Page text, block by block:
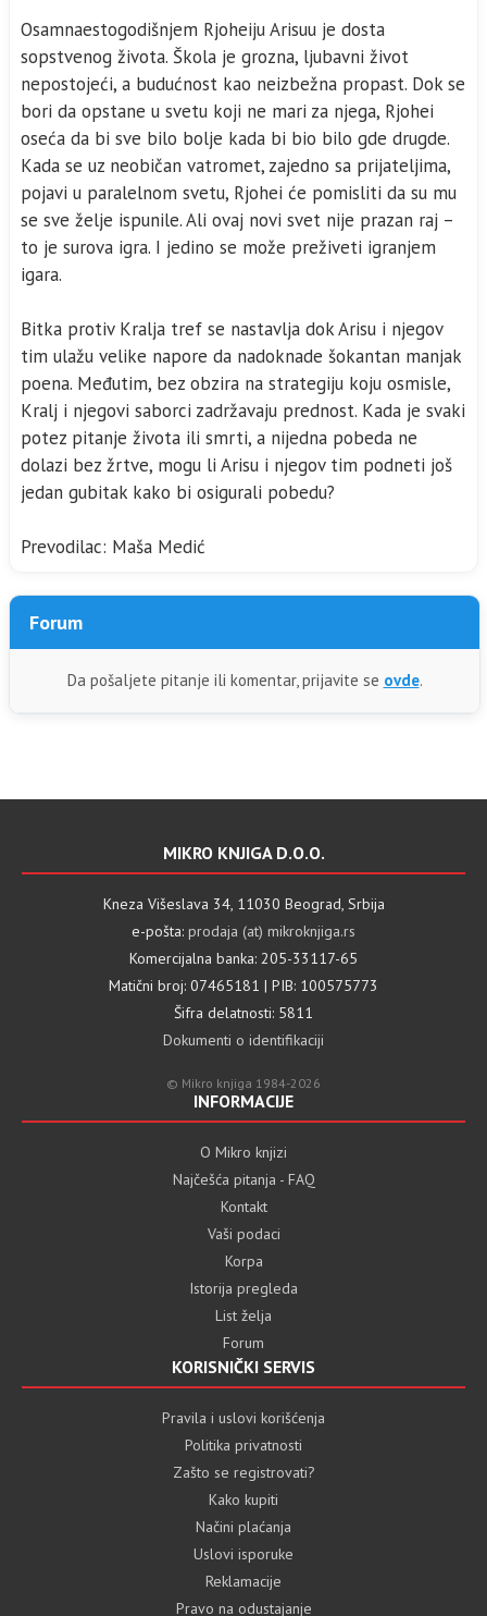
Osamnaestogodišnjem Rjoheiju Arisuu je dosta
sopstvenog života. Škola je grozna, ljubavni život
nepostojeći, a budućnost kao neizbežna propast. Dok se
bori da opstane u svetu koji ne mari za njega, Rjohei
oseća da bi sve bilo bolje kada bi bio bilo gde drugde.
Kada se uz neobičan vatromet, zajedno sa prijateljima,
pojavi u paralelnom svetu, Rjohei će pomisliti da su mu
se sve želje ispunile. Ali ovaj novi svet nije prazan raj –
to je surova igra. I jedino se može preživeti igranjem
igara.
Bitka protiv Kralja tref se nastavlja dok Arisu i njegov
tim ulažu velike napore da nadoknade šokantan manjak
poena. Međutim, bez obzira na strategiju koju osmisle,
Kralj i njegovi saborci zadržavaju prednost. Kada je svaki
potez pitanje života ili smrti, a nijedna pobeda ne
dolazi bez žrtve, mogu li Arisu i njegov tim podneti još
jedan gubitak kako bi osigurali pobedu?
Prevodilac: Maša Medić
Forum
Da pošaljete pitanje ili komentar, prijavite se ovde.
MIKRO KNJIGA D.O.O.
Kneza Višeslava 34, 11030 Beograd, Srbija
e-pošta: prodaja (at) mikroknjiga.rs
Komercijalna banka: 205-33117-65
Matični broj: 07465181 | PIB: 100575773
Šifra delatnosti: 5811
Dokumenti o identifikaciji
© Mikro knjiga 1984-2026
INFORMACIJE
O Mikro knjizi
Najčešća pitanja - FAQ
Kontakt
Vaši podaci
Korpa
Istorija pregleda
List želja
Forum
KORISNIČKI SERVIS
Pravila i uslovi korišćenja
Politika privatnosti
Zašto se registrovati?
Kako kupiti
Načini plaćanja
Uslovi isporuke
Reklamacije
Pravo na odustajanje